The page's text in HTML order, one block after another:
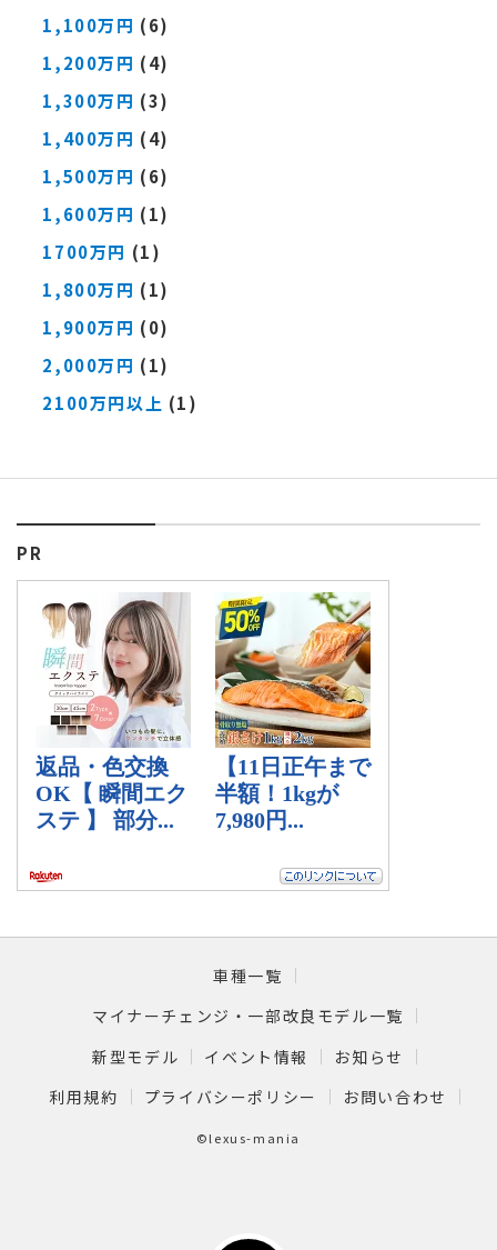
1,100万円 (6)
1,200万円 (4)
1,300万円 (3)
1,400万円 (4)
1,500万円 (6)
1,600万円 (1)
1700万円 (1)
1,800万円 (1)
1,900万円 (0)
2,000万円 (1)
2100万円以上 (1)
PR
車種一覧
マイナーチェンジ・一部改良モデル一覧
新型モデル
イベント情報
お知らせ
利用規約
プライバシーポリシー お問い合わせ
©lexus-mania